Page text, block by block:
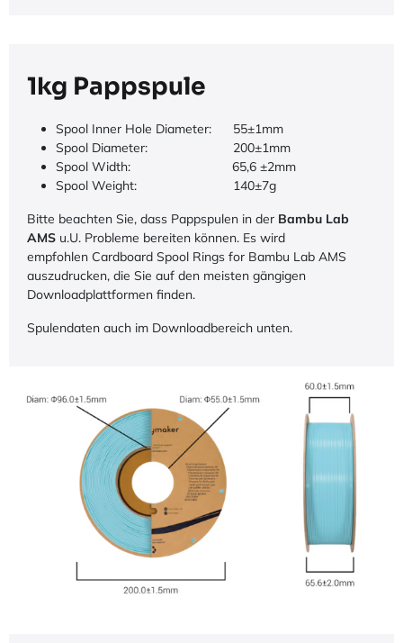
1kg Pappspule
Spool Inner Hole Diameter:
​55±1mm
Spool Diameter:
​​200±1mm
Spool Width:
​65,6 ±2mm
Spool Weight:
​140±7g
Bitte beachten Sie, dass Pappspulen in der Bambu Lab
AMS u.U. Probleme bereiten können. Es wird
empfohlen Cardboard Spool Rings for Bambu Lab AMS
auszudrucken, die Sie auf den meisten gängigen
Downloadplattformen finden.
Spulendaten auch im Downloadbereich unten.